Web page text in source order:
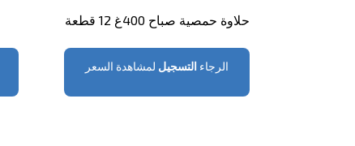
حلاوة حمصية صباح 400غ 12 قطعة
التسجيل الرجاء